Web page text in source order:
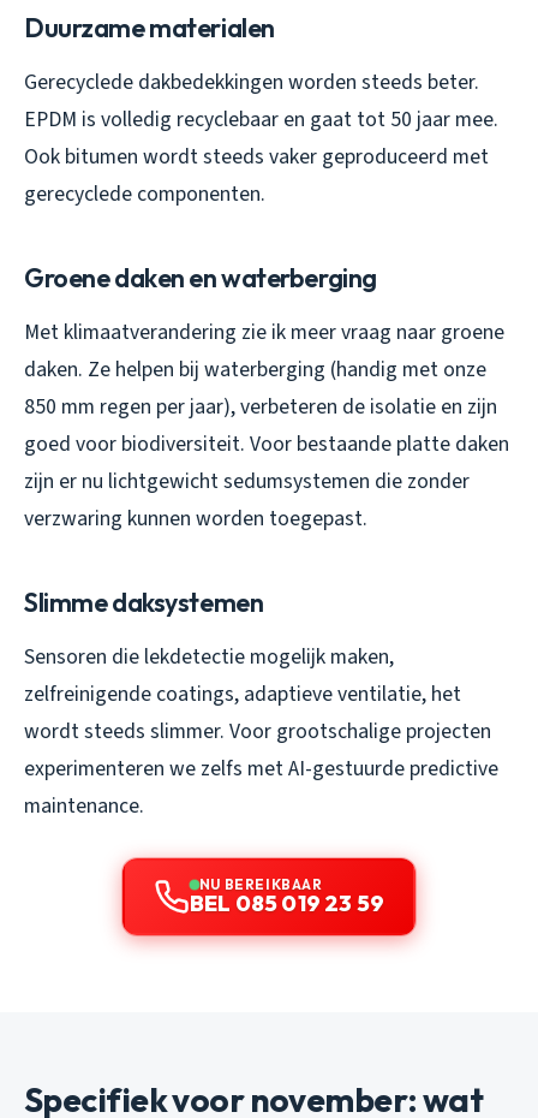
Duurzame materialen
Gerecyclede dakbedekkingen worden steeds beter.
EPDM is volledig recyclebaar en gaat tot 50 jaar mee.
Ook bitumen wordt steeds vaker geproduceerd met
gerecyclede componenten.
Groene daken en waterberging
Met klimaatverandering zie ik meer vraag naar groene
daken. Ze helpen bij waterberging (handig met onze
850 mm regen per jaar), verbeteren de isolatie en zijn
goed voor biodiversiteit. Voor bestaande platte daken
zijn er nu lichtgewicht sedumsystemen die zonder
verzwaring kunnen worden toegepast.
Slimme daksystemen
Sensoren die lekdetectie mogelijk maken,
zelfreinigende coatings, adaptieve ventilatie, het
wordt steeds slimmer. Voor grootschalige projecten
experimenteren we zelfs met AI-gestuurde predictive
maintenance.
NU BEREIKBAAR
BEL 085 019 23 59
Specifiek voor november: wat